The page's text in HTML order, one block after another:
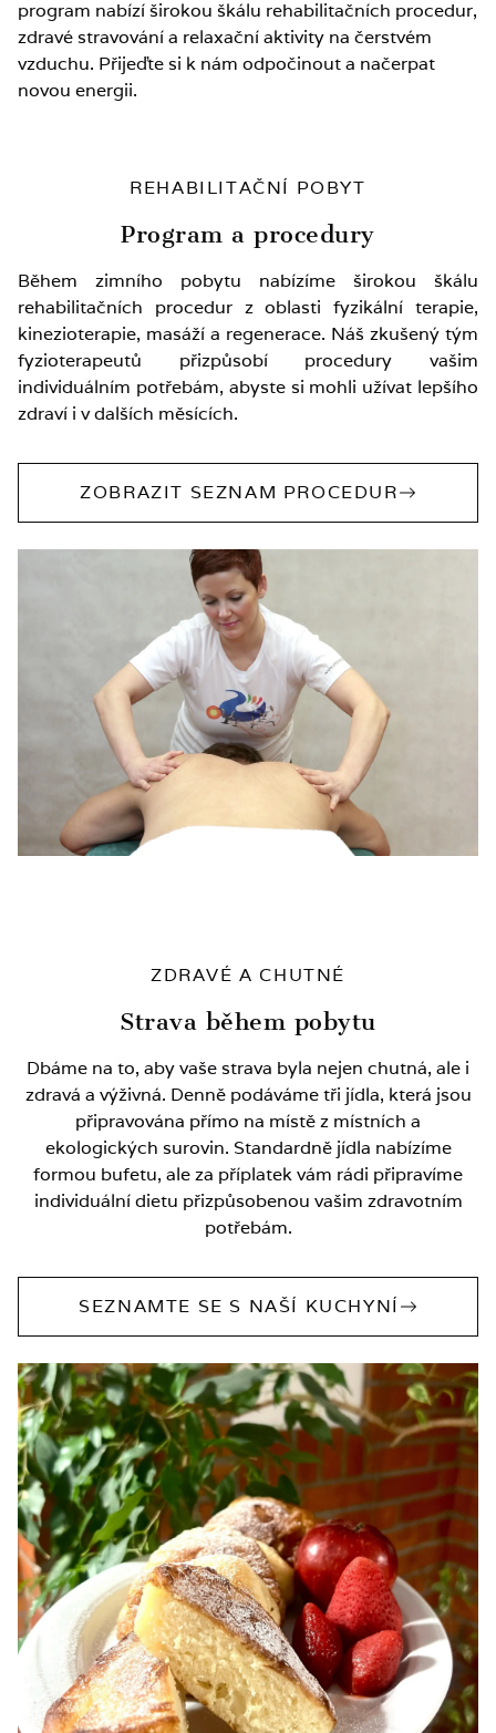
program nabízí širokou škálu rehabilitačních procedur,
zdravé stravování a relaxační aktivity na čerstvém
vzduchu. Přijeďte si k nám odpočinout a načerpat
novou energii.
REHABILITAČNÍ POBYT
Program a procedury
Během zimního pobytu nabízíme širokou škálu
rehabilitačních procedur z oblasti fyzikální terapie,
kinezioterapie, masáží a regenerace. Náš zkušený tým
fyzioterapeutů přizpůsobí procedury vašim
individuálním potřebám, abyste si mohli užívat lepšího
zdraví i v dalších měsících.
ZOBRAZIT SEZNAM PROCEDUR
ZDRAVÉ A CHUTNÉ
Strava během pobytu
Dbáme na to, aby vaše strava byla nejen chutná, ale i
zdravá a výživná. Denně podáváme tři jídla, která jsou
připravována přímo na místě z místních a
ekologických surovin. Standardně jídla nabízíme
formou bufetu, ale za příplatek vám rádi připravíme
individuální dietu přizpůsobenou vašim zdravotním
potřebám.
SEZNAMTE SE S NAŠÍ KUCHYNÍ